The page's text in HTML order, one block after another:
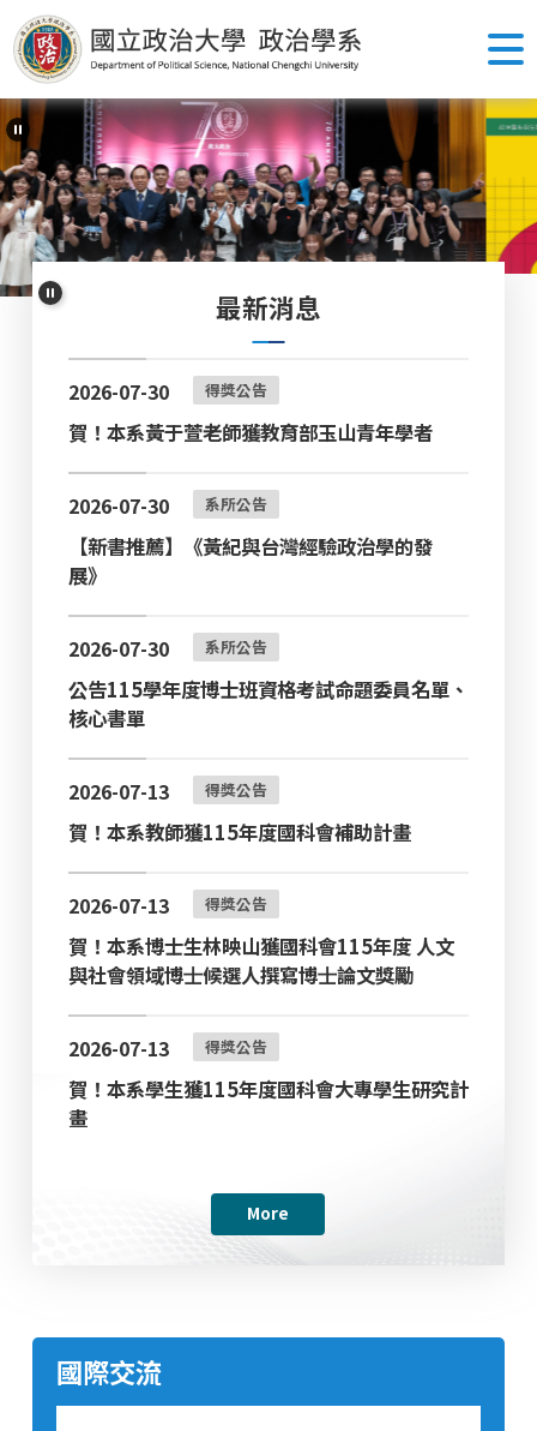
跳
到
主
要
內
容
區
塊
最新消息
2026-07-30 得獎公告
賀！本系黃于萱老師獲教育部玉山青年學者
2026-07-30 系所公告
【新書推薦】《黃紀與台灣經驗政治學的發
展》
2026-07-30 系所公告
公告115學年度博士班資格考試命題委員名單、
核心書單
2026-07-13 得獎公告
賀！本系教師獲115年度國科會補助計畫
2026-07-13 得獎公告
賀！本系博士生林映山獲國科會115年度 ⼈⽂
與社會領域博⼠候選⼈撰寫博⼠論⽂獎勵
2026-07-13 得獎公告
賀！本系學生獲115年度國科會大專學生研究計
畫
More
國際交流